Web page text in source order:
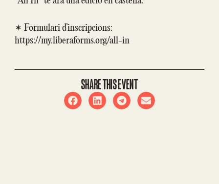
✶ Formulari d’inscripcions:
https://my.liberaforms.org/all-in
SHARE THIS EVENT